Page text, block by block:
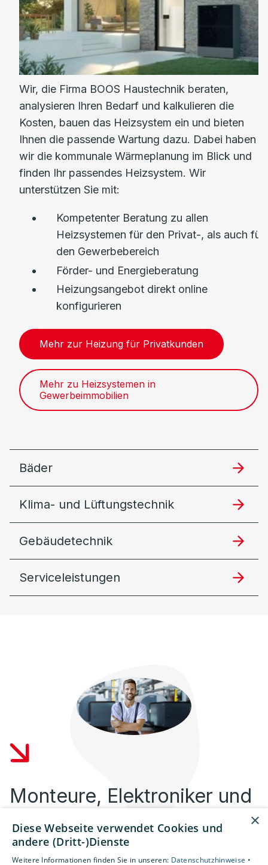
Wir, die Firma BOOS Haustechnik beraten,
analysieren Ihren Bedarf und kalkulieren die
Kosten, bauen das Heizsystem ein und bieten
Ihnen die passende Wartung dazu. Dabei haben
wir die kommunale Wärmeplanung im Blick und
finden Ihr passendes Heizsystem. Wir
unterstützen Sie mit:
Kompetenter Beratung zu allen
Heizsystemen für den Privat-, als auch für
den Gewerbebereich
Förder- und Energieberatung
Heizungsangebot direkt online
konfigurieren
Mehr zur Heizung für Privatkunden
Mehr zu Heizsystemen in
Gewerbeimmobilien
Bäder
Klima- und Lüftungstechnik
Gebäudetechnik
Serviceleistungen
Monteure, Elektroniker und
Installateure in Varel
gesucht!
×
Diese Webseite verwendet Cookies und
andere (Dritt-)Dienste
Weitere Informationen finden Sie in unseren: Datenschutzhinweise •